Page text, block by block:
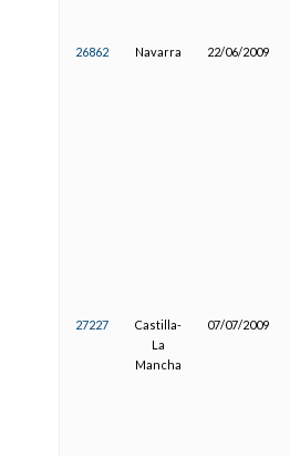
26862 Navarra 22/06/2009
27227
Castilla-
La
Mancha
07/07/2009